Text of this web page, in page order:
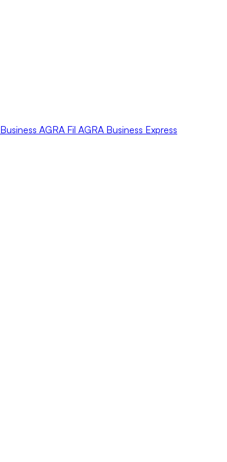
Business AGRA Fil AGRA Business Express